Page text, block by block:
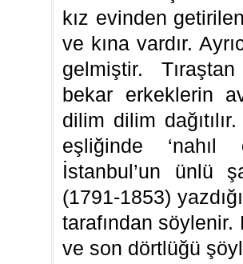
kız evinden
ve kına vardır.
gelmiştir.
bekar erkeklerin
dilim dilim
eşliğinde ‘nahıl
İstanbul’un ünlü
(1791-1853)
tarafından
ve son dörtlüğü